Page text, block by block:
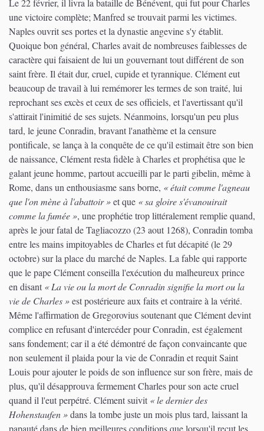
Le 22 février, il livra la bataille de Bénévent, qui fut pour Charles
une victoire complète; Manfred se trouvait parmi les victimes.
Naples ouvrit ses portes et la dynastie angevine s'y établit.
Quoique bon général, Charles avait de nombreuses faiblesses de
caractère qui faisaient de lui un gouvernant tout différent de son
saint frère. Il était dur, cruel, cupide et tyrannique. Clément eut
beaucoup de travail à lui remémorer les termes de son traité, lui
reprochant ses excès et ceux de ses officiels, et l'avertissant qu'il
s'attirait l'inimitié de ses sujets. Néanmoins, lorsqu'un peu plus
tard, le jeune Conradin, bravant l'anathème et la censure
pontificale, se lança à la conquête de ce qu'il estimait être son bien
de naissance, Clément resta fidèle à Charles et prophétisa que le
galant jeune homme, partout accueilli par le parti gibelin, même à
Rome, dans un enthousiasme sans borne, « était comme l'agneau
que l'on mène à l'abattoir »et que « sa gloire s'évanouirait
comme la fumée », une prophétie trop littéralement remplie quand,
après le jour fatal de Tagliacozzo (23 aout 1268), Conradin tomba
entre les mains impitoyables de Charles et fut décapité (le 29
octobre) sur la place du marché de Naples. La fable qui rapporte
que le pape Clément conseilla l'exécution du malheureux prince
en disant « La vie ou la mort de Conradin signifie la mort ou la
vie de Charles »est postérieure aux faits et contraire à la vérité.
Même l'affirmation de Gregorovius soutenant que Clément devint
complice en refusant d'intercéder pour Conradin, est également
sans fondement; car il a été démontré de façon convaincante que
non seulement il plaida pour la vie de Conradin et requit Saint
Louis pour ajouter le poids de son influence sur son frère, mais de
plus, qu'il désapprouva fermement Charles pour son acte cruel
quand il l'eut perpétré. Clément suivit « le dernier des
Hohenstaufen »dans la tombe juste un mois plus tard, laissant la
papauté dans de bien meilleures conditions que lorsqu'il reçut les